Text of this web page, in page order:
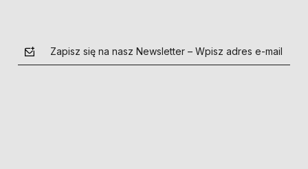
Zapisz się na nasz Newsletter – Wpisz adres e-mail